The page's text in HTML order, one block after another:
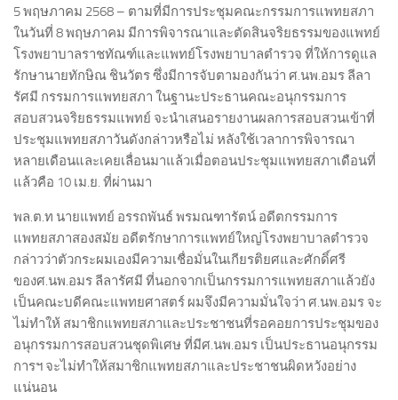
5 พฤษภาคม 2568 – ตามที่มีการประชุมคณะกรรมการแพทยสภา
ในวันที่ 8 พฤษภาคม มีการพิจารณาและตัดสินจริยธรรมของแพทย์
โรงพยาบาลราชทัณฑ์และแพทย์โรงพยาบาลตำรวจ ที่ให้การดูแล
รักษานายทักษิณ ชินวัตร ซึ่งมีการจับตามองกันว่า ศ.นพ.อมร ลีลา
รัศมี กรรมการแพทยสภา ในฐานะประธานคณะอนุกรรมการ
สอบสวนจริยธรรมแพทย์ จะนำเสนอรายงานผลการสอบสวนเข้าที่
ประชุมแพทยสภาวันดังกล่าวหรือไม่ หลังใช้เวลาการพิจารณา
หลายเดือนและเคยเลื่อนมาแล้วเมื่อตอนประชุมแพทยสภาเดือนที่
แล้วคือ 10 เม.ย. ที่ผ่านมา
พล.ต.ท นายแพทย์ อรรถพันธ์ พรมณฑารัตน์ อดีตกรรมการ
แพทยสภาสองสมัย อดีตรักษาการแพทย์ใหญ่โรงพยาบาลตำรวจ
กล่าวว่าตัวกระผมเองมีความเชื่อมั่นในเกียรติยศและศักดิ์ศรี
ของศ.นพ.อมร ลีลารัศมี ที่นอกจากเป็นกรรมการแพทยสภาแล้วยัง
เป็นคณะบดีคณะแพทยศาสตร์ ผมจึงมีความมั่นใจว่า ศ.นพ.อมร จะ
ไม่ทำให้ สมาชิกแพทยสภาและประชาชนที่รอคอยการประชุมของ
อนุกรรมการสอบสวนชุดพิเศษ ที่มีศ.นพ.อมร เป็นประธานอนุกรรม
การฯ จะไม่ทำให้สมาชิกแพทยสภาและประชาชนผิดหวังอย่าง
แน่นอน